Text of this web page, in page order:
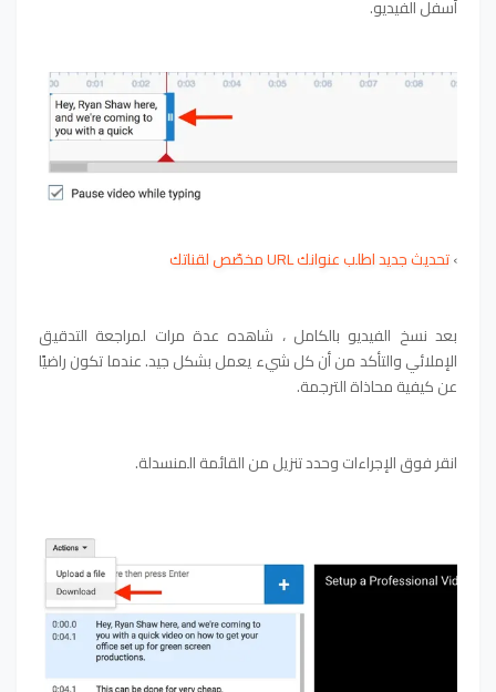
أسفل الفيديو.
›تحديث جديد اطلب عنوانك URL مخصّص لقناتك
بعد نسخ الفيديو بالكامل ، شاهده عدة مرات لمراجعة التدقيق
الإملائي والتأكد من أن كل شيء يعمل بشكل جيد. عندما تكون راضيًا
عن كيفية محاذاة الترجمة.
انقر فوق الإجراءات وحدد تنزيل من القائمة المنسدلة.